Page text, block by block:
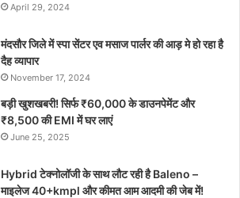
April 29, 2024
मंदसौर जिले में स्पा सेंटर एव मसाज पार्लर की आड़ मे हो रहा है
दैह व्यापार
November 17, 2024
बड़ी खुशखबरी! सिर्फ ₹60,000 के डाउनपेमेंट और
₹8,500 की EMI में घर लाएं
June 25, 2025
Hybrid टेक्नोलॉजी के साथ लौट रही है Baleno –
माइलेज 40+kmpl और कीमत आम आदमी की जेब में!